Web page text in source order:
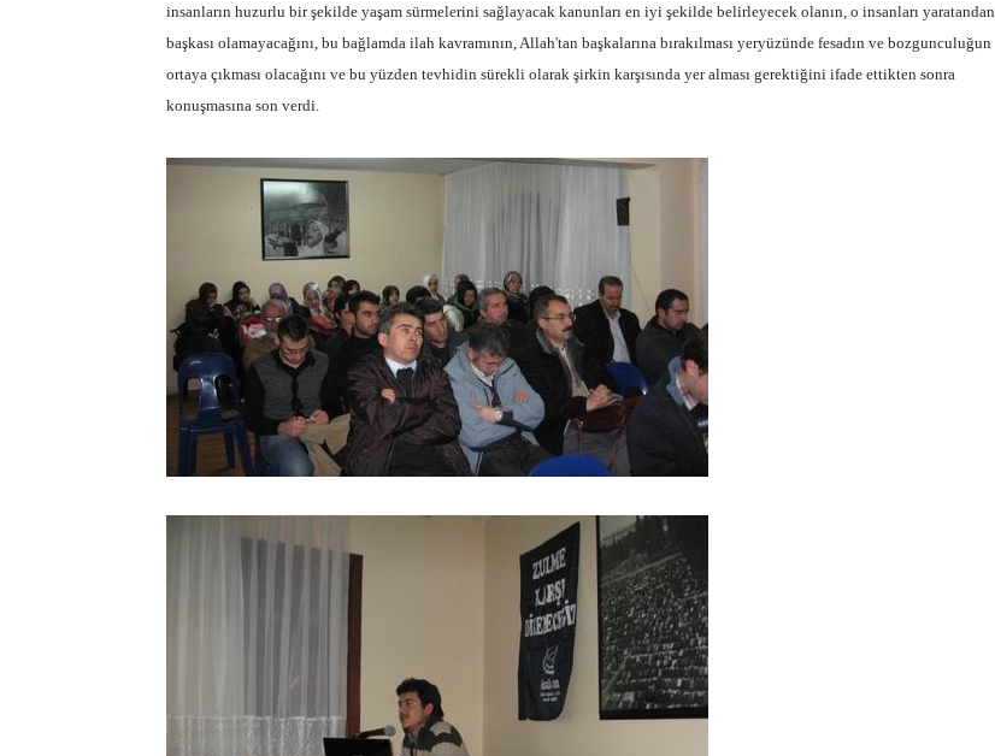
insanların huzurlu bir şekilde yaşam sürmelerini sağlayacak kanunları en iyi şekilde belirleyecek olanın, o insanları yaratandan
başkası olamayacağını, bu bağlamda ilah kavramının, Allah'tan başkalarına bırakılması yeryüzünde fesadın ve bozgunculuğun
ortaya çıkması olacağını ve bu yüzden tevhidin sürekli olarak şirkin karşısında yer alması gerektiğini ifade ettikten sonra
konuşmasına son verdi.